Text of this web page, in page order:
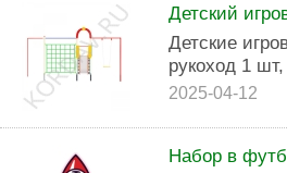
Детский
Детские
рукоход 1
2025-04-12
Набор в